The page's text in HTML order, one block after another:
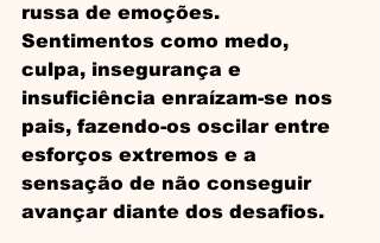
russa de emoções.
Sentimentos como medo,
culpa, insegurança e
insuficiência enraízam-se nos
pais, fazendo-os oscilar entre
esforços extremos e a
sensação de não conseguir
avançar diante dos desafios.